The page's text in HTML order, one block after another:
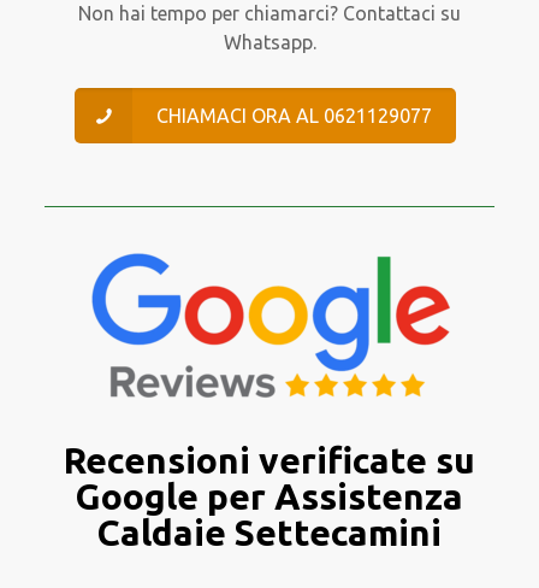
Non hai tempo per chiamarci? Contattaci su
Whatsapp.
CHIAMACI ORA AL 0621129077
Recensioni verificate su
Google per Assistenza
Caldaie Settecamini